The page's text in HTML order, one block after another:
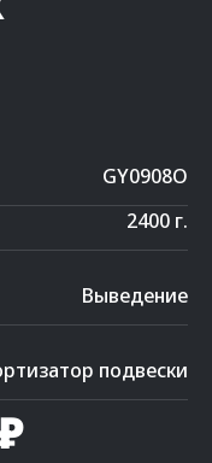
GY0908O
2400 г.
Выведение
подвески